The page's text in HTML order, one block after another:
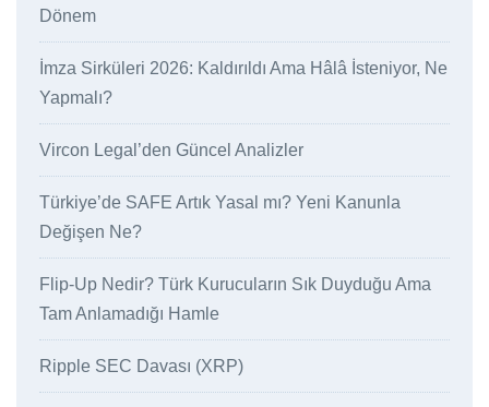
Dönem
İmza Sirküleri 2026: Kaldırıldı Ama Hâlâ İsteniyor, Ne
Yapmalı?
Vircon Legal’den Güncel Analizler
Türkiye’de SAFE Artık Yasal mı? Yeni Kanunla
Değişen Ne?
Flip-Up Nedir? Türk Kurucuların Sık Duyduğu Ama
Tam Anlamadığı Hamle
Ripple SEC Davası (XRP)